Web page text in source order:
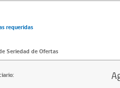
requeridas
Seriedad de Ofertas